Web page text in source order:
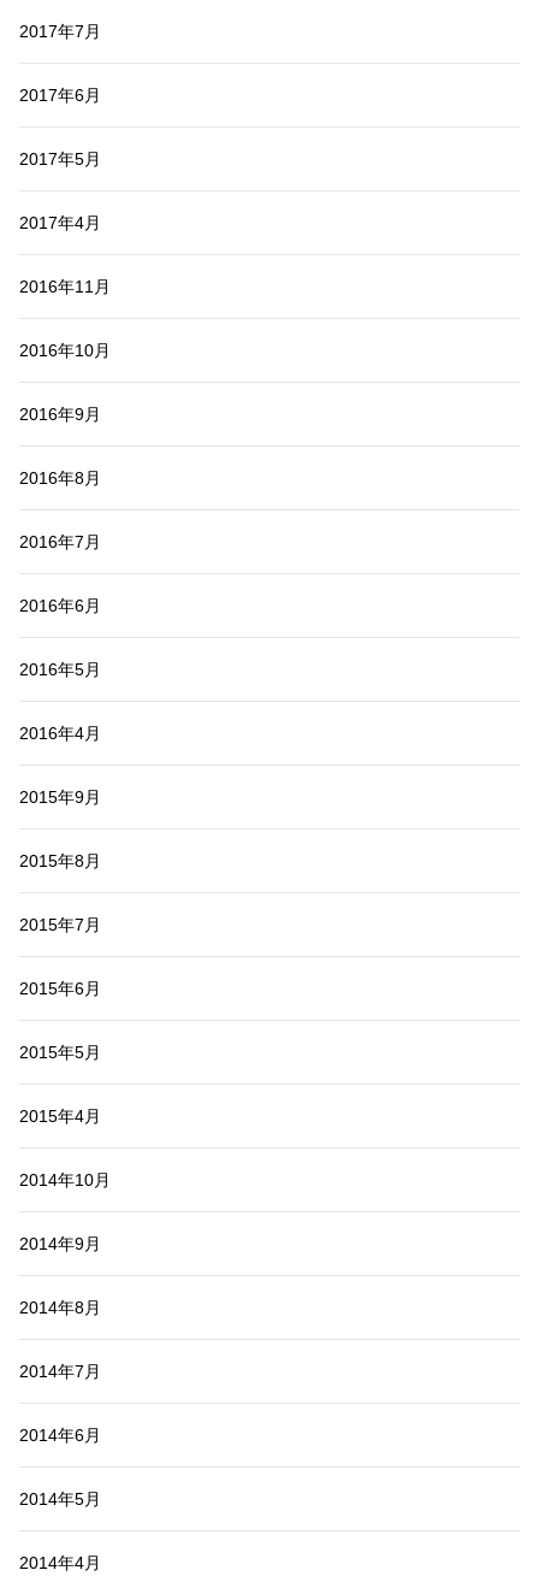
2017年7月
2017年6月
2017年5月
2017年4月
2016年11月
2016年10月
2016年9月
2016年8月
2016年7月
2016年6月
2016年5月
2016年4月
2015年9月
2015年8月
2015年7月
2015年6月
2015年5月
2015年4月
2014年10月
2014年9月
2014年8月
2014年7月
2014年6月
2014年5月
2014年4月